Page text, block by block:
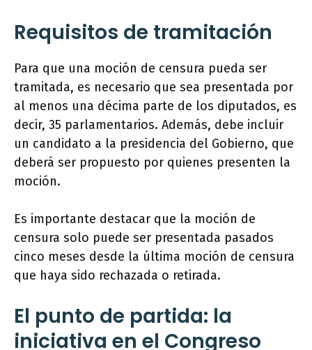
Requisitos de tramitación
Para que una moción de censura pueda ser
tramitada, es necesario que sea presentada por
al menos una décima parte de los diputados, es
decir, 35 parlamentarios. Además, debe incluir
un candidato a la presidencia del Gobierno, que
deberá ser propuesto por quienes presenten la
moción.
Es importante destacar que la moción de
censura solo puede ser presentada pasados
cinco meses desde la última moción de censura
que haya sido rechazada o retirada.
El punto de partida: la
iniciativa en el Congreso